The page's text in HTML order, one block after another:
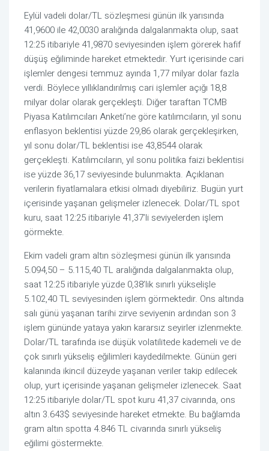
Eylül vadeli dolar/TL sözleşmesi günün ilk yarısında
41,9600 ile 42,0030 aralığında dalgalanmakta olup, saat
12:25 itibariyle 41,9870 seviyesinden işlem görerek hafif
düşüş eğiliminde hareket etmektedir. Yurt içerisinde cari
işlemler dengesi temmuz ayında 1,77 milyar dolar fazla
verdi. Böylece yıllıklandırılmış cari işlemler açığı 18,8
milyar dolar olarak gerçekleşti. Diğer taraftan TCMB
Piyasa Katılımcıları Anketi’ne göre katılımcıların, yıl sonu
enflasyon beklentisi yüzde 29,86 olarak gerçekleşirken,
yıl sonu dolar/TL beklentisi ise 43,8544 olarak
gerçekleşti. Katılımcıların, yıl sonu politika faizi beklentisi
ise yüzde 36,17 seviyesinde bulunmakta. Açıklanan
verilerin fiyatlamalara etkisi olmadı diyebiliriz. Bugün yurt
içerisinde yaşanan gelişmeler izlenecek. Dolar/TL spot
kuru, saat 12:25 itibariyle 41,37’li seviyelerden işlem
görmekte.
Ekim vadeli gram altın sözleşmesi günün ilk yarısında
5.094,50 – 5.115,40 TL aralığında dalgalanmakta olup,
saat 12:25 itibariyle yüzde 0,38’lik sınırlı yükselişle
5.102,40 TL seviyesinden işlem görmektedir. Ons altında
salı günü yaşanan tarihi zirve seviyenin ardından son 3
işlem gününde yataya yakın kararsız seyirler izlenmekte.
Dolar/TL tarafında ise düşük volatilitede kademeli ve de
çok sınırlı yükseliş eğilimleri kaydedilmekte. Günün geri
kalanında ikincil düzeyde yaşanan veriler takip edilecek
olup, yurt içerisinde yaşanan gelişmeler izlenecek. Saat
12:25 itibariyle dolar/TL spot kuru 41,37 civarında, ons
altın 3.643$ seviyesinde hareket etmekte. Bu bağlamda
gram altın spotta 4.846 TL civarında sınırlı yükseliş
eğilimi göstermekte.